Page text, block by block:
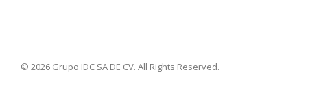
© 2026 Grupo IDC SA DE CV. All Rights Reserved.